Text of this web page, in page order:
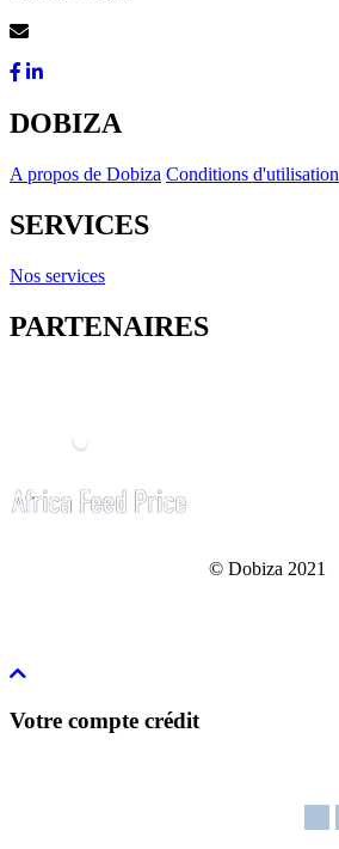
DOBIZA
A propos de Dobiza Conditions d'utilisation
SERVICES
Nos services
PARTENAIRES
© Dobiza 2021
Votre compte crédit